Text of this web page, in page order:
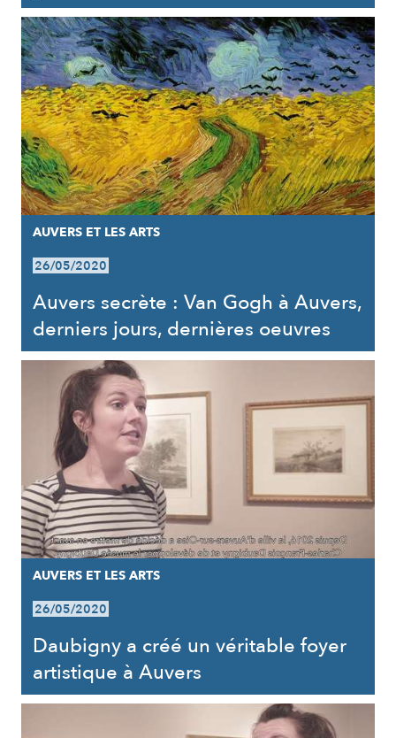
AUVERS ET LES ARTS
26/05/2020
Auvers secrète : Van Gogh à Auvers,
derniers jours, dernières oeuvres
AUVERS ET LES ARTS
26/05/2020
Daubigny a créé un véritable foyer
artistique à Auvers